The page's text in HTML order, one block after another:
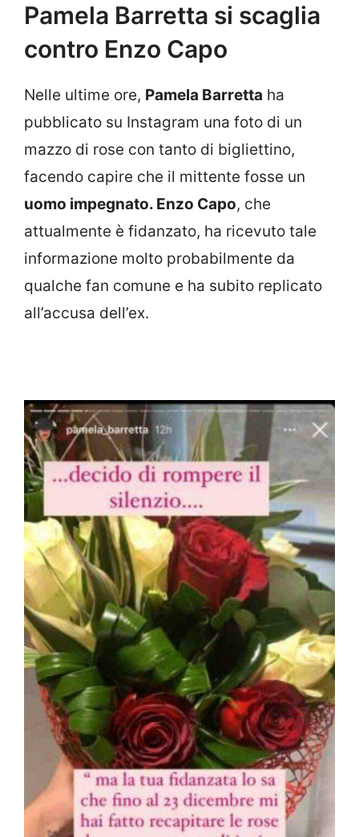
Pamela Barretta si scaglia
contro Enzo Capo
Nelle ultime ore, Pamela Barretta ha
pubblicato su Instagram una foto di un
mazzo di rose con tanto di bigliettino,
facendo capire che il mittente fosse un
uomo impegnato. Enzo Capo, che
attualmente è fidanzato, ha ricevuto tale
informazione molto probabilmente da
qualche fan comune e ha subito replicato
all’accusa dell’ex.